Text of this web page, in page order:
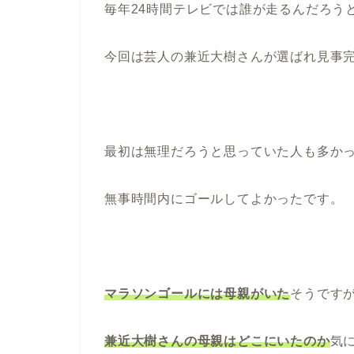
毎年24時間テレビでは誰が走るんだろう
今回は芸人の兼近大樹さんが選ばれ見事
最初は無理だろうと思っていた人も多か
無事時間内にゴールしてよかったです。
マラソンゴールには母親がいたそうです
兼近大樹さんの母親はどこにいたのか気